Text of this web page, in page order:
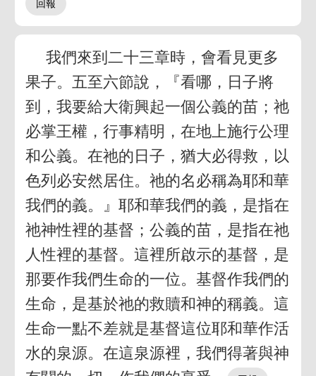
我們來到二十三章時，會看見更多
果子。五至六節說，『看哪，日子將
到，我要給大衛興起一個公義的苗；祂
必掌王權，行事精明，在地上施行公理
和公義。在祂的日子，猶大必得救，以
色列必安然居住。祂的名必稱為耶和華
我們的義。』耶和華我們的義，是指在
祂神性裡的基督；公義的苗，是指在祂
人性裡的基督。這裡所啟示的基督，是
那要作我們生命的一位。基督作我們的
生命，是基於祂的救贖和神的稱義。這
生命一點不差就是基督這位耶和華作活
水的泉源。在這泉源裡，我們得著與神